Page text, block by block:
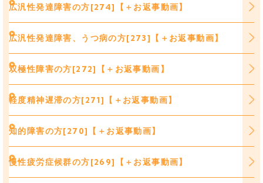
広汎性発達障害の方[274]【＋お返事動画】
広汎性発達障害、うつ病の方[273]【＋お返事動画】
双極性障害の方[272]【＋お返事動画】
軽度精神遅滞の方[271]【＋お返事動画】
知的障害の方[270]【＋お返事動画】
慢性疲労症候群の方[269]【＋お返事動画】